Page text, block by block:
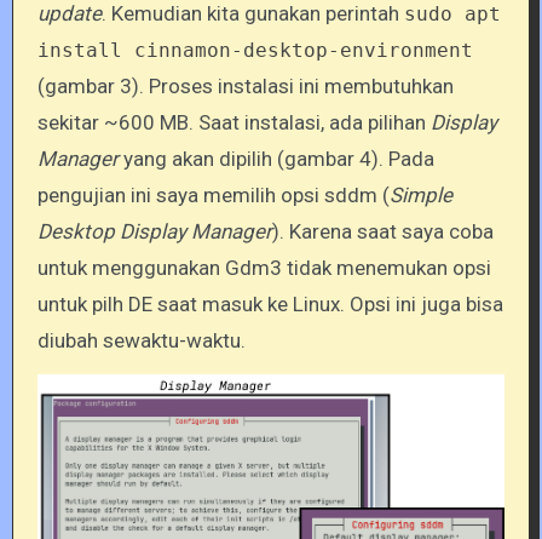
update. Kemudian kita gunakan perintah sudo apt
install cinnamon-desktop-environment
(gambar 3). Proses instalasi ini membutuhkan
sekitar ~600 MB. Saat instalasi, ada pilihan Display
Manageryang akan dipilih (gambar 4). Pada
pengujian ini saya memilih opsi sddm (Simple
Desktop Display Manager). Karena saat saya coba
untuk menggunakan Gdm3 tidak menemukan opsi
untuk pilh DE saat masuk ke Linux. Opsi ini juga bisa
diubah sewaktu-waktu.